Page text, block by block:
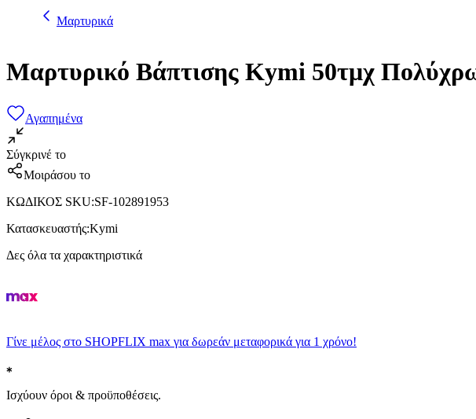
Μαρτυρικά
Μαρτυρικό Βάπτισης Kymi 50τμχ
Αγαπημένα
Σύγκρινέ το
Μοιράσου το
ΚΩΔΙΚΟΣ SKU:SF-102891953
Κατασκευαστής:Kymi
Δες όλα τα χαρακτηριστικά
Γίνε μέλος στο SHOPFLIX max για δωρεάν μεταφορικά για 1 χρόνο!
Ισχύουν όροι & προϋποθέσεις.